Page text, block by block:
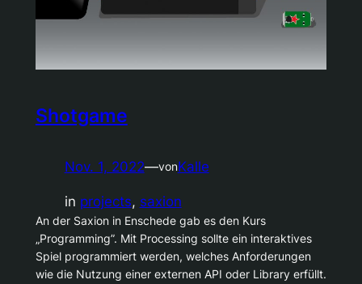
Shotgame
Nov. 1, 2022—vonKalle
in projects, saxion
An der Saxion in Enschede gab es den Kurs
„Programming”. Mit Processing sollte ein interaktives
Spiel programmiert werden, welches Anforderungen
wie die Nutzung einer externen API oder Library erfüllt.